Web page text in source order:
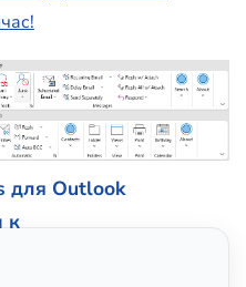
для Outlook
к